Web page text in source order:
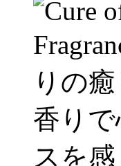
香り
スを